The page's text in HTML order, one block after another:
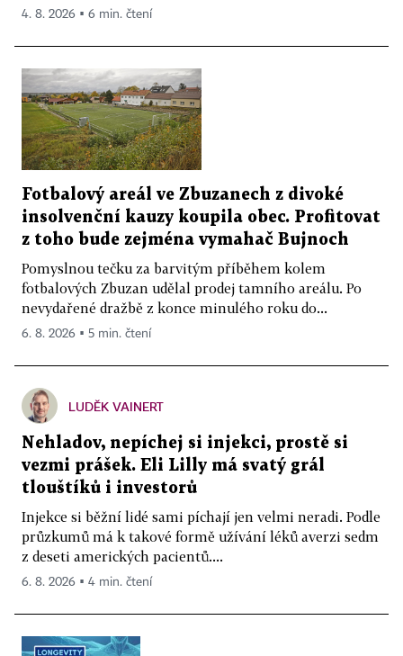
4. 8. 2026 ▪ 6 min. čtení
Fotbalový areál ve Zbuzanech z divoké
insolvenční kauzy koupila obec. Profitovat
z toho bude zejména vymahač Bujnoch
Pomyslnou tečku za barvitým příběhem kolem
fotbalových Zbuzan udělal prodej tamního areálu. Po
nevydařené dražbě z konce minulého roku do...
6. 8. 2026 ▪ 5 min. čtení
LUDĚK VAINERT
Nehladov, nepíchej si injekci, prostě si
vezmi prášek. Eli Lilly má svatý grál
tlouštíků i investorů
Injekce si běžní lidé sami píchají jen velmi neradi. Podle
průzkumů má k takové formě užívání léků averzi sedm
z deseti amerických pacientů....
6. 8. 2026 ▪ 4 min. čtení